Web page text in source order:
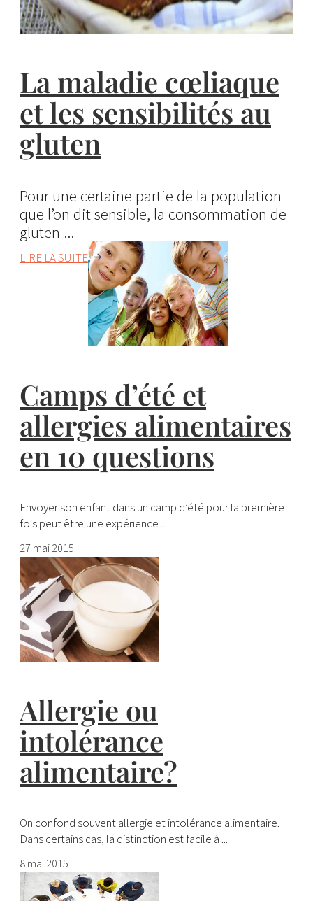
La maladie cœliaque
et les sensibilités au
gluten
Pour une certaine partie de la population
que l’on dit sensible, la consommation de
gluten ...
LIRE LA SUITE
Camps d’été et
allergies alimentaires
en 10 questions
Envoyer son enfant dans un camp d’été pour la première
fois peut être une expérience ...
27 mai 2015
Allergie ou
intolérance
alimentaire?
On confond souvent allergie et intolérance alimentaire.
Dans certains cas, la distinction est facile à ...
8 mai 2015